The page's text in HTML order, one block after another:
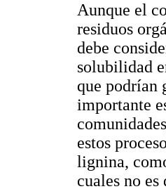
Aunque el
residuos
debe
solubilidad
que podrían
importante
estos
lignina,
cuales no